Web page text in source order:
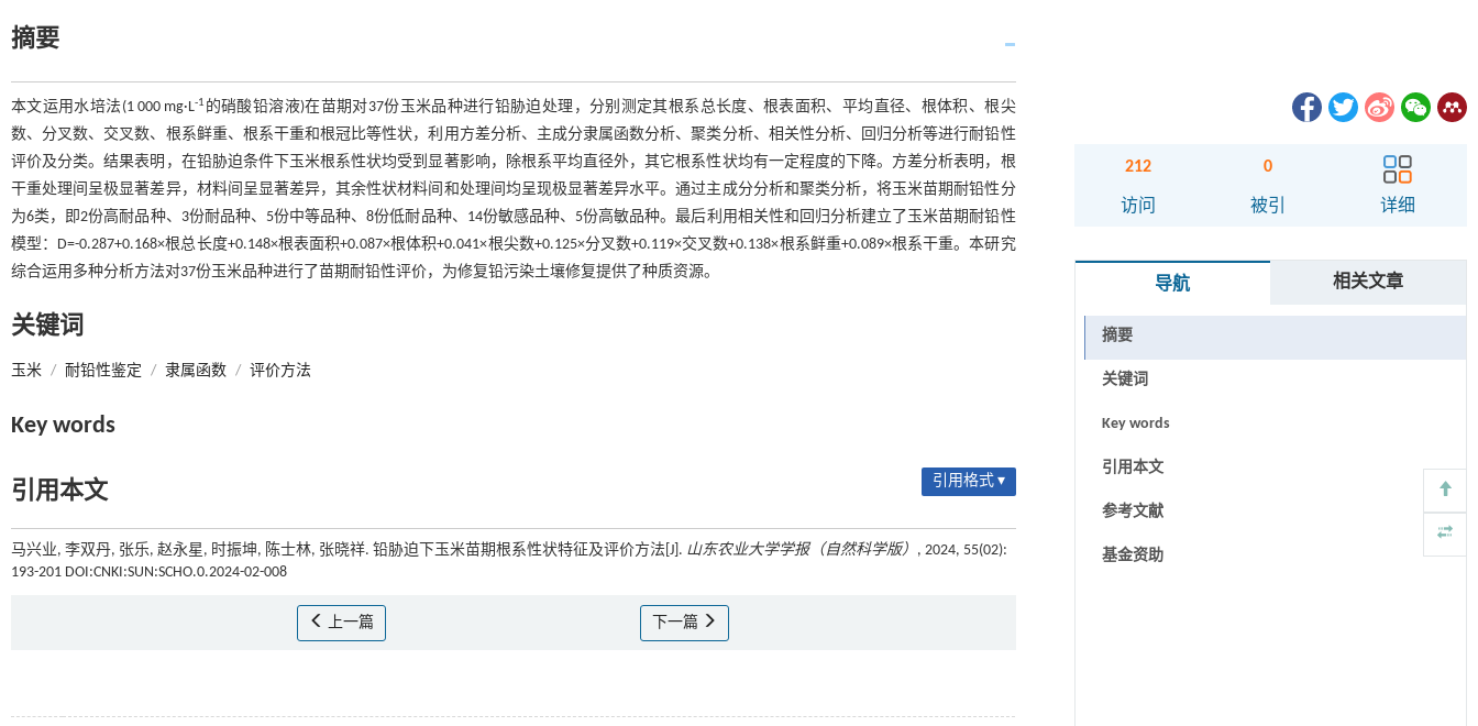
摘要
本文运用水培法(1 000 mg·L-1 的硝酸铅溶液)在苗期对37份玉米品种进行铅胁迫处理，分别测定其根系总长度、根表面积、平均直径、根体积、根尖
数、分叉数、交叉数、根系鲜重、根系干重和根冠比等性状，利用方差分析、主成分隶属函数分析、聚类分析、相关性分析、回归分析等进行耐铅性
评价及分类。结果表明，在铅胁迫条件下玉米根系性状均受到显著影响，除根系平均直径外，其它根系性状均有一定程度的下降。方差分析表明，根
干重处理间呈极显著差异，材料间呈显著差异，其余性状材料间和处理间均呈现极显著差异水平。通过主成分分析和聚类分析，将玉米苗期耐铅性分
为6类，即2份高耐品种、3份耐品种、5份中等品种、8份低耐品种、14份敏感品种、5份高敏品种。最后利用相关性和回归分析建立了玉米苗期耐铅性
模型：D=-0.287+0.168×根总长度+0.148×根表面积+0.087×根体积+0.041×根尖数+0.125×分叉数+0.119×交叉数+0.138×根系鲜重+0.089×根系干重。本研究
综合运用多种分析方法对37份玉米品种进行了苗期耐铅性评价，为修复铅污染土壤修复提供了种质资源。
关键词
玉米 / 耐铅性鉴定 / 隶属函数 / 评价方法
Key words
引用本文 引用格式 ▾
马兴业, 李双丹, 张乐, 赵永星, 时振坤, 陈士林, 张晓祥. 铅胁迫下玉米苗期根系性状特征及评价方法[J]. 山东农业大学学报（自然科学版） , 2024, 55(02):
193-201 DOI:CNKI:SUN:SCHO.0.2024-02-008
上一篇 下一篇
212
访问
0
被引 详细
导航 相关文章
摘要
关键词
Key words
引用本文
参考文献
基金资助